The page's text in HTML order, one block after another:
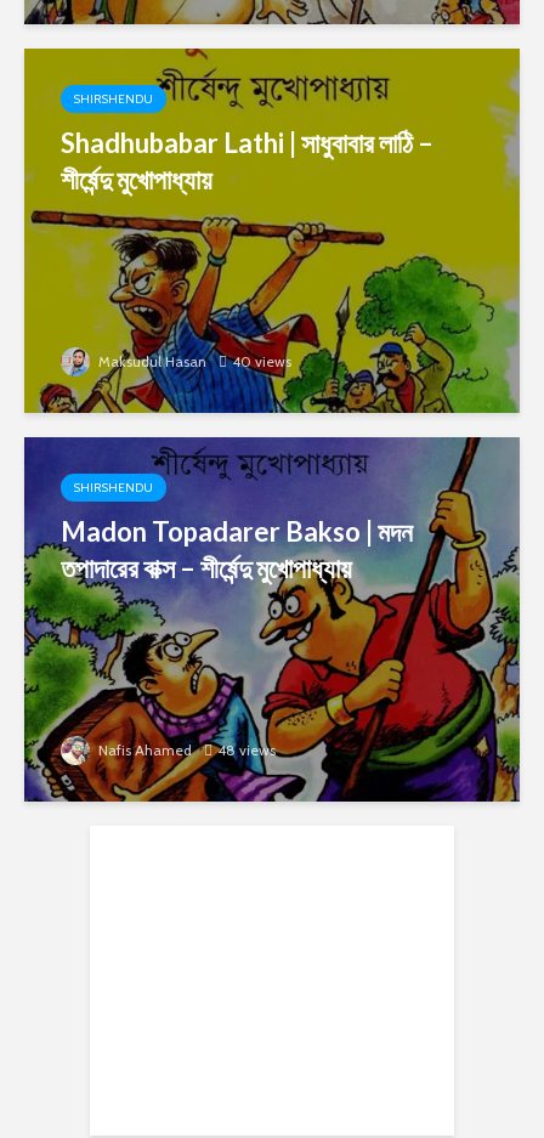
SHIRSHENDU
Shadhubabar Lathi | সাধুবাবার লাঠি –
শীর্ষেন্দু মুখোপাধ্যায়
Maksudul Hasan 40 views
SHIRSHENDU
Madon Topadarer Bakso | মদন
তপাদারের বাক্স – শীর্ষেন্দু মুখোপাধ্যায়
Nafis Ahamed 48 views